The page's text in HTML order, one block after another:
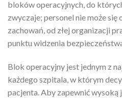
bloków operacyjnych, do
zwyczaje; personel nie może
zachowań, od złej organizacji
punktu widzenia
Blok operacyjny jest jednym z
każdego szpitala, w którym
pacjenta. Aby zapewnić wysoką